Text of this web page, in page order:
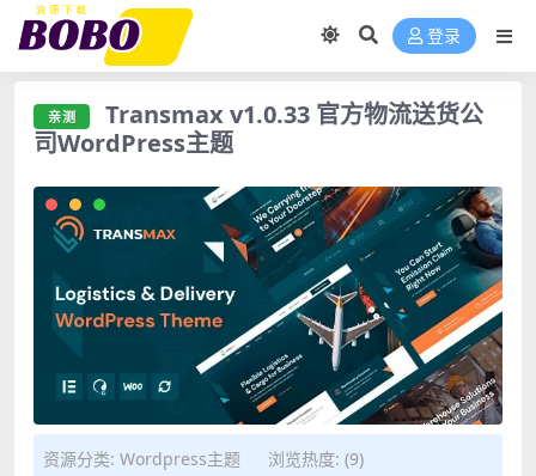
登录
亲测
Transmax v1.0.33 官方物流送货公
司WordPress主题
资源分类: Wordpress主题
浏览热度: (9)